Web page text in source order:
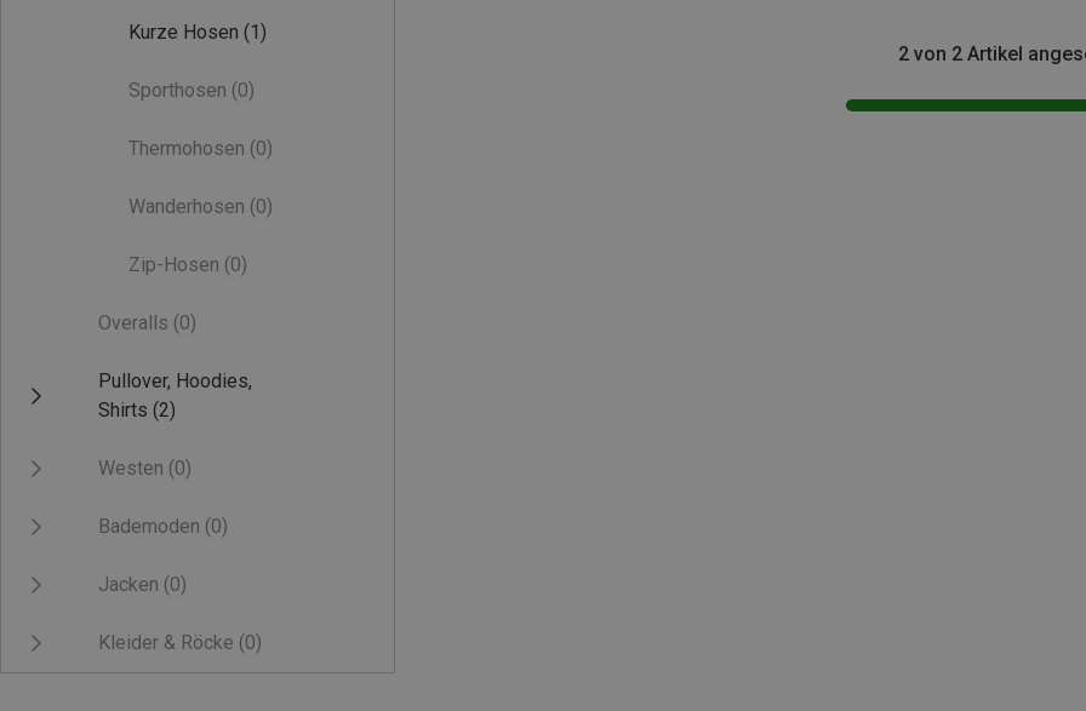
Kurze Hosen (1)
Sporthosen (0)
Thermohosen (0)
Wanderhosen (0)
Zip-Hosen (0)
Overalls (0)
Pullover, Hoodies,
Shirts (2)
Westen (0)
Bademoden (0)
Jacken (0)
Kleider & Röcke (0)
2 von 2 Artikel